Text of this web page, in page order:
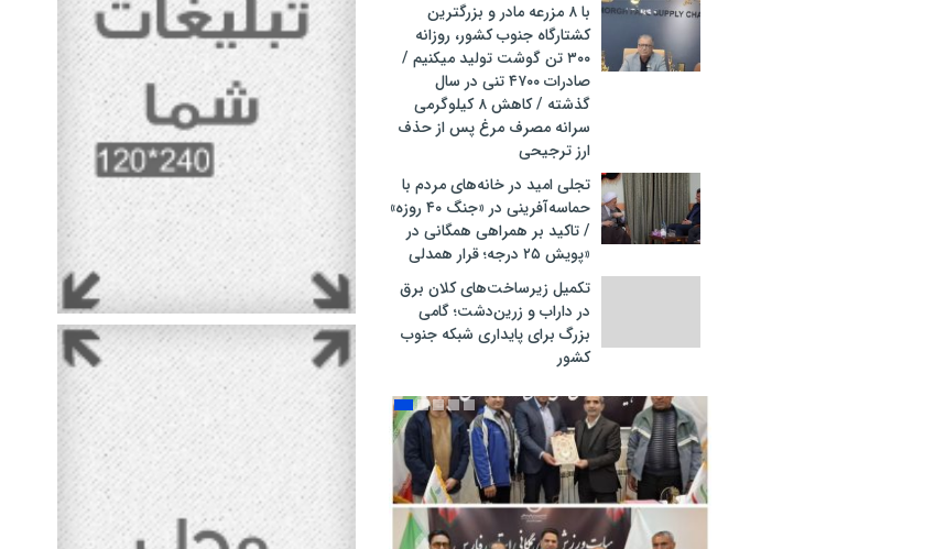
با ۸ مزرعه مادر و بزرگترین
کشتارگاه جنوب کشور، روزانه
۳۰۰ تن گوشت تولید میکنیم /
صادرات ۴۷۰۰ تنی در سال
گذشته / کاهش ۸ کیلوگرمی
سرانه مصرف مرغ پس از حذف
ارز ترجیحی
تجلی امید در خانه‌های مردم با
حماسه‌آفرینی در «جنگ ۴۰ روزه»
/ تاکید بر همراهی همگانی در
«پویش ۲۵ درجه؛ قرار همدلی
تکمیل زیرساخت‌های کلان برق
در داراب و زرین‌دشت؛ گامی
بزرگ برای پایداری شبکه جنوب
کشور